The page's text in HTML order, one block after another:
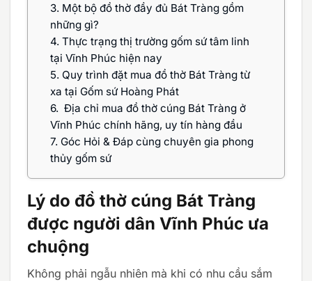
3. Một bộ đồ thờ đầy đủ Bát Tràng gồm
những gì?
4. Thực trạng thị trường gốm sứ tâm linh
tại Vĩnh Phúc hiện nay
5. Quy trình đặt mua đồ thờ Bát Tràng từ
xa tại Gốm sứ Hoàng Phát
6. Địa chỉ mua đồ thờ cúng Bát Tràng ở
Vĩnh Phúc chính hãng, uy tín hàng đầu
7. Góc Hỏi & Đáp cùng chuyên gia phong
thủy gốm sứ
Lý do đồ thờ cúng Bát Tràng
được người dân Vĩnh Phúc ưa
chuộng
Không phải ngẫu nhiên mà khi có nhu cầu sắm